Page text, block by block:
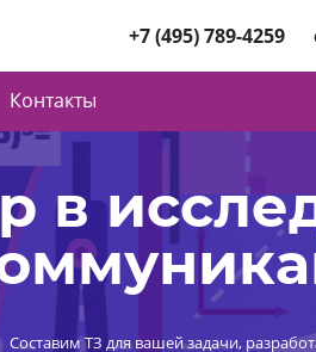
+7 (495) 789-4259
Контакты
в
Составим ТЗ для вашей задачи,